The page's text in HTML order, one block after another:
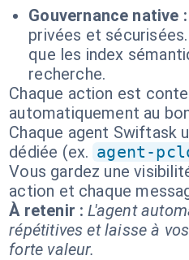
Gouvernance native :
privées et
que les index
recherche.
Chaque action est
automatiquement au
Chaque agent Swiftask
dédiée (ex. agent-
Vous gardez une
action et chaque
À retenir : L'agent
répétitives et laisse à
forte valeur.